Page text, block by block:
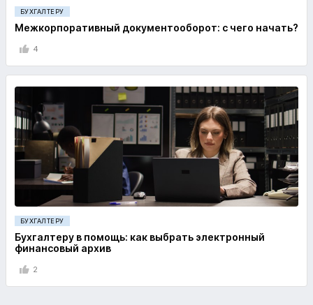
БУХГАЛТЕРУ
Межкорпоративный документооборот: с чего начать?
4
БУХГАЛТЕРУ
Бухгалтеру в помощь: как выбрать электронный
финансовый архив
2